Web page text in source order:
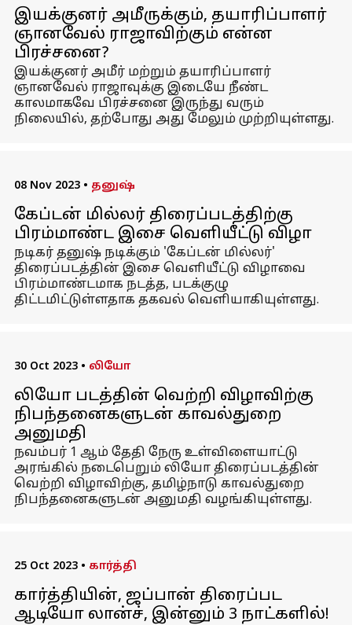
இயக்குனர் அமீருக்கும், தயாரிப்பாளர்
ஞானவேல் ராஜாவிற்கும் என்ன
பிரச்சனை?
இயக்குனர் அமீர் மற்றும் தயாரிப்பாளர்
ஞானவேல் ராஜாவுக்கு இடையே நீண்ட
காலமாகவே பிரச்சனை இருந்து வரும்
நிலையில், தற்போது அது மேலும் முற்றியுள்ளது.
08 Nov 2023 • தனுஷ்
கேப்டன் மில்லர் திரைப்படத்திற்கு
பிரம்மாண்ட இசை வெளியீட்டு விழா
நடிகர் தனுஷ் நடிக்கும் 'கேப்டன் மில்லர்'
திரைப்படத்தின் இசை வெளியீட்டு விழாவை
பிரம்மாண்டமாக நடத்த, படக்குழு
திட்டமிட்டுள்ளதாக தகவல் வெளியாகியுள்ளது.
30 Oct 2023 • லியோ
லியோ படத்தின் வெற்றி விழாவிற்கு
நிபந்தனைகளுடன் காவல்துறை
அனுமதி
நவம்பர் 1 ஆம் தேதி நேரு உள்விளையாட்டு
அரங்கில் நடைபெறும் லியோ திரைப்படத்தின்
வெற்றி விழாவிற்கு, தமிழ்நாடு காவல்துறை
நிபந்தனைகளுடன் அனுமதி வழங்கியுள்ளது.
25 Oct 2023 • கார்த்தி
கார்த்தியின், ஜப்பான் திரைப்பட
ஆடியோ லான்ச், இன்னும் 3 நாட்களில்!